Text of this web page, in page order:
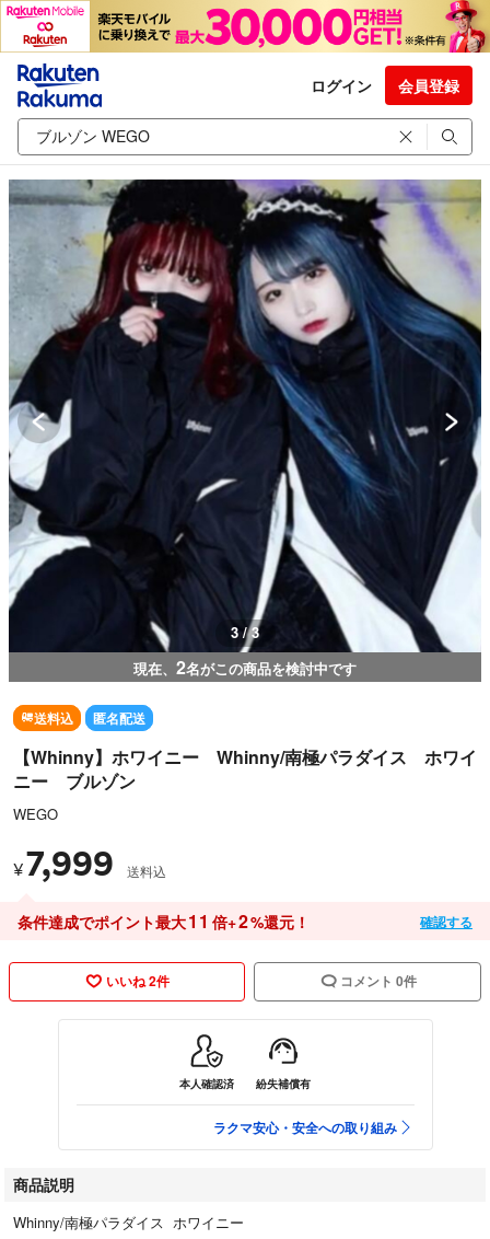
ログイン 会員登録
3 / 3
現在、 2名がこの商品を検討中です
送料込 匿名配送
【Whinny】ホワイニー Whinny/南極パラダイス ホワイ
ニー ブルゾン
WEGO
¥7,999 送料込
条件達成でポイント最大11 倍+2%還元！ 確認する
いいね 2件 コメント 0件
本人確認済 紛失補償有
ラクマ安心・安全への取り組み
商品説明
Whinny/南極パラダイス ホワイニー